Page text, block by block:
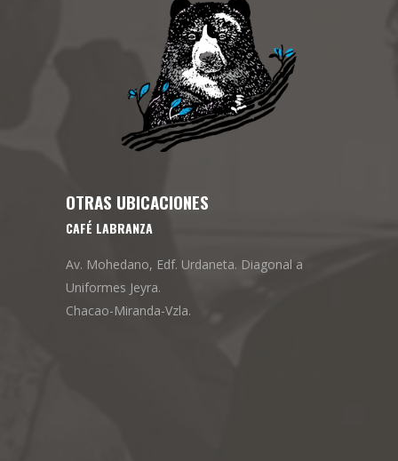
OTRAS UBICACIONES
CAFÉ LABRANZA
Av. Mohedano, Edf. Urdaneta. Diagonal a
Uniformes Jeyra.
Chacao-Miranda-Vzla.